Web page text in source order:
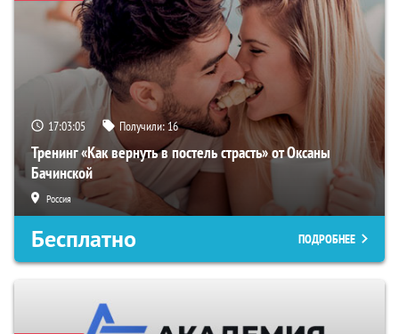
17:03:05 Получили:16
Тренинг «Как вернуть в постель страсть» от Оксаны
Бачинской
Россия
Бесплатно ПОДРОБНЕЕ